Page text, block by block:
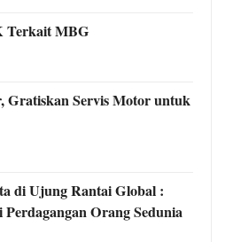
Terkait MBG
Gratiskan Servis Motor untuk
di Ujung Rantai Global :
Orang Sedunia